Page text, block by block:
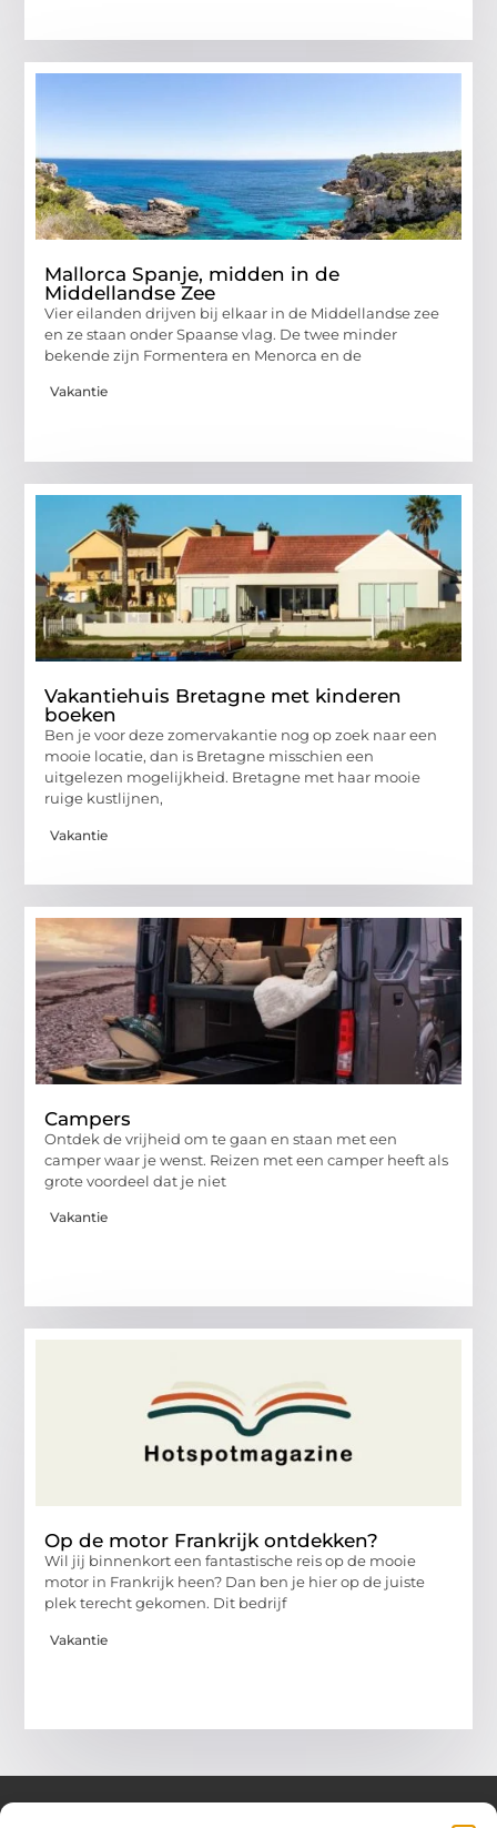
Mallorca Spanje, midden in de
Middellandse Zee
Vier eilanden drijven bij elkaar in de Middellandse zee
en ze staan onder Spaanse vlag. De twee minder
bekende zijn Formentera en Menorca en de
Vakantie
Vakantiehuis Bretagne met kinderen
boeken
Ben je voor deze zomervakantie nog op zoek naar een
mooie locatie, dan is Bretagne misschien een
uitgelezen mogelijkheid. Bretagne met haar mooie
ruige kustlijnen,
Vakantie
Campers
Ontdek de vrijheid om te gaan en staan met een
camper waar je wenst. Reizen met een camper heeft als
grote voordeel dat je niet
Vakantie
Op de motor Frankrijk ontdekken?
Wil jij binnenkort een fantastische reis op de mooie
motor in Frankrijk heen? Dan ben je hier op de juiste
plek terecht gekomen. Dit bedrijf
Vakantie